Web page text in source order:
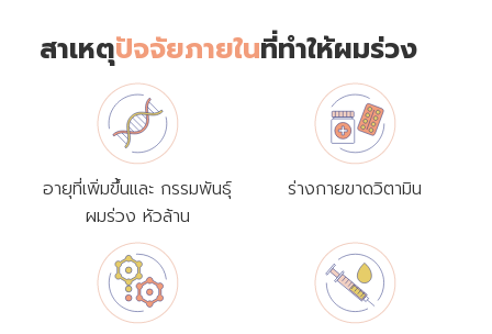
สาเหตุปัจจัยภายในที่ทำให้ผมร่วง
อายุที่เพิ่มขึ้นและ กรรมพันธุ์
ผมร่วง หัวล้าน
ร่างกายขาดวิตามิน